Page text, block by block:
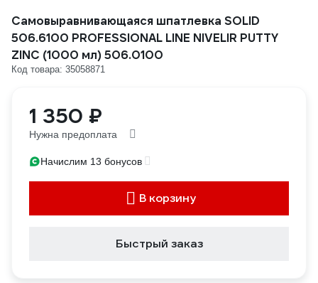
Самовыравнивающаяся шпатлевка SOLID
506.6100 PROFESSIONAL LINE NIVELIR PUTTY
ZINC (1000 мл) 506.0100
Код товара: 35058871
1 350 ₽
Нужна предоплата
Начислим 13 бонусов
В корзину
Быстрый заказ